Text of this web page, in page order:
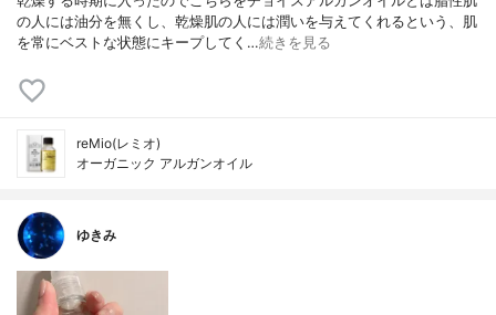
の人には油分を無くし、乾燥肌の人には潤いを与えてくれるという、肌
を常にベストな状態にキープしてく…続きを見る
reMio(レミオ)
オーガニック アルガンオイル
ゆきみ